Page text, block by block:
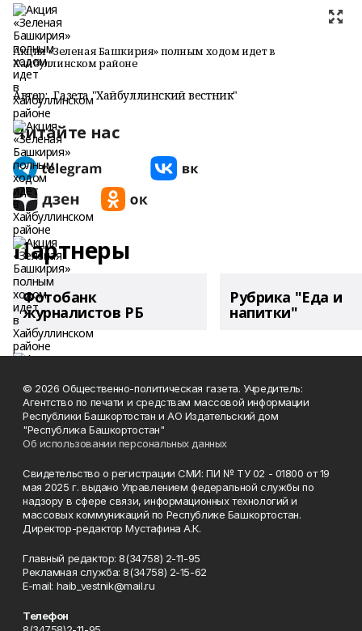
Акция «Зеленая Башкирия» полным ходом идет в
Хайбуллинском районе
Автор: Газета "Хайбуллинский вестник"
Читайте нас
Партнеры
Фотобанк
журналистов РБ
Рубрика "Еда и
напитки"
© 2026 Общественно-политическая газета. Учредитель:
Агентство по печати и средствам массовой информации
Республики Башкортостан и АО Издательский дом
"Республика Башкортостан"
Об использовании персональных данных
Свидетельство о регистрации СМИ: ПИ № ТУ 02 - 01800 от 19
мая 2025 г. выдано Управлением федеральной службы по
надзору в сфере связи, информационных технологий и
массовых коммуникаций по Республике Башкортостан.
Директор-редактор Мустафина А.К.
Главный редактор: 8(34758) 2-11-95
Рекламная служба: 8(34758) 2-15-62
Е-mаil: haib_vestnik@mail.ru
Телефон